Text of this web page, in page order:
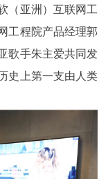
（亚洲）互联网工
工程院产品经理郭
歌手朱主爱共同发
史上第一支由人类